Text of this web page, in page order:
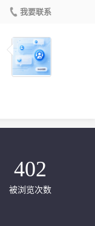
我要联系
402
被浏览次数